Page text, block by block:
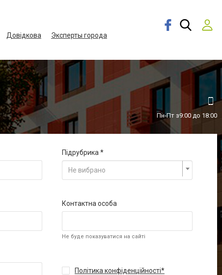
Довідкова Эксперты города
Пн-Пт з9:00 до 18:00
Підрубрика
Не вибрано
Контактна особа
Не буде показуватися на сайті
Політика конфіденційності